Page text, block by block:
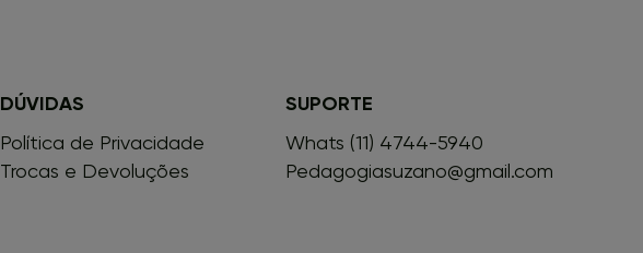
DÚVIDAS
Política de Privacidade
Trocas e Devoluções
SUPORTE
Whats (11) 4744-5940
Pedagogiasuzano@gmail.com